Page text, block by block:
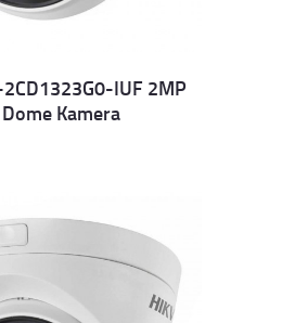
IUF 2MP
Kamera